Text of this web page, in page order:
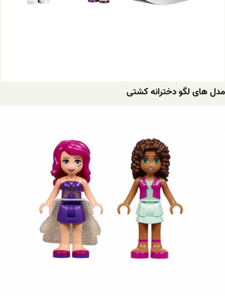
مدل های لگو دخترانه کشتی